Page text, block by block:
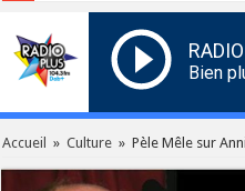
Bien
Accueil » Culture » Pèle Mêle sur